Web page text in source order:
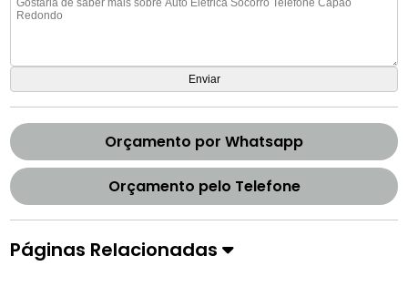
Orçamento por Whatsapp
Orçamento pelo Telefone
Páginas Relacionadas